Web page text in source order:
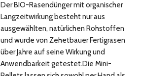
Der BIO-Rasendünger mit organischer
Langzeitwirkung besteht nur aus
ausgewählten, natürlichen Rohstoffen
und wurde von Zehetbauer Fertigrasen
über Jahre auf seine Wirkung und
Anwendbarkeit getestet.Die Mini-